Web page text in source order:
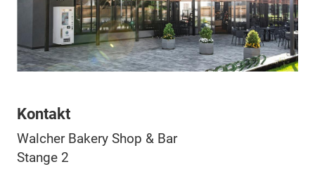
Kontakt
Walcher Bakery Shop & Bar
Stange 2